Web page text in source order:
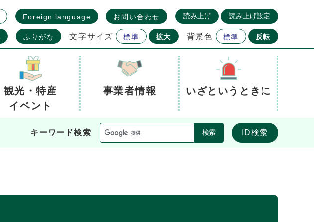
Foreign language お問い合わせ 読み上げ 読み上げ設定
ふりがな 文字サイズ 標準 拡大 背景色 標準 反転
観光・特産
イベント
事業者情報 いざというときに
キーワード検索 検索 ID検索